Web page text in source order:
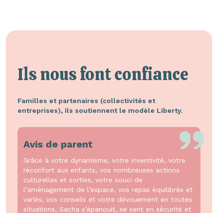
Ils nous font confiance
Familles et partenaires (collectivités et
entreprises), ils soutiennent le modèle Liberty.
Avis de parent
Grâce à votre dynamisme, votre inventivité, votre
réconfort aux enfants, vos nombreuses actions
culturelles et sorties, votre souci de
l’aménagement de l’espace, vos repas équilibrés et
variés, vos conseils et votre dévouement en toutes
situations, Sacha s’épanouit, se sent en sécurité et